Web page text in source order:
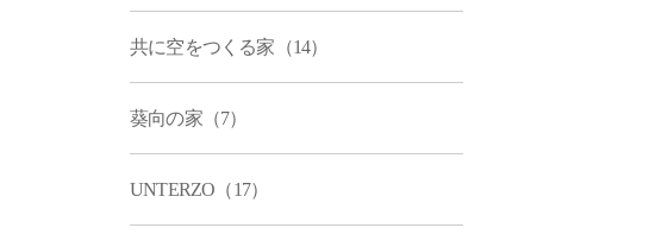
共に空をつくる家（14）
葵向の家（7）
UNTERZO（17）